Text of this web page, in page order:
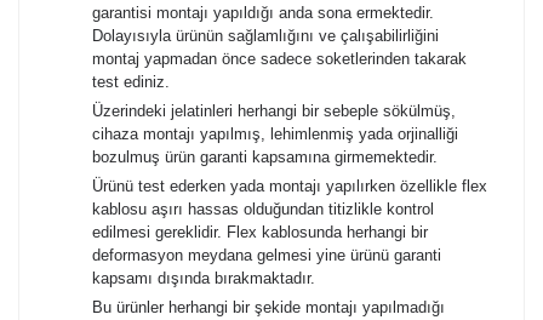
garantisi montajı yapıldığı anda sona ermektedir.
Dolayısıyla ürünün sağlamlığını ve çalışabilirliğini
montaj yapmadan önce sadece soketlerinden takarak
test ediniz.
Üzerindeki jelatinleri herhangi bir sebeple sökülmüş,
cihaza montajı yapılmış, lehimlenmiş yada orjinalliği
bozulmuş ürün garanti kapsamına girmemektedir.
Ürünü test ederken yada montajı yapılırken özellikle flex
kablosu aşırı hassas olduğundan titizlikle kontrol
edilmesi gereklidir. Flex kablosunda herhangi bir
deformasyon meydana gelmesi yine ürünü garanti
kapsamı dışında bırakmaktadır.
Bu ürünler herhangi bir şekide montajı yapılmadığı